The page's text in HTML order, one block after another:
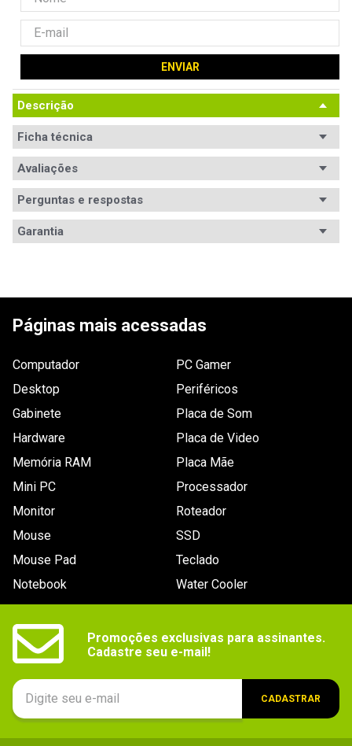
ENVIAR
Descrição
Ficha técnica
Avaliações
Avaliações
ESCREVER AVALIAÇÃO
Perguntas e respostas
Garantia
Páginas mais acessadas
Computador
Desktop
Gabinete
Hardware
Memória RAM
Mini PC
Monitor
Mouse
Mouse Pad
Notebook
PC Gamer
Periféricos
Placa de Som
Placa de Video
Placa Mãe
Processador
Roteador
SSD
Teclado
Water Cooler
Promoções exclusivas para assinantes.
Cadastre seu e-mail!
CADASTRAR